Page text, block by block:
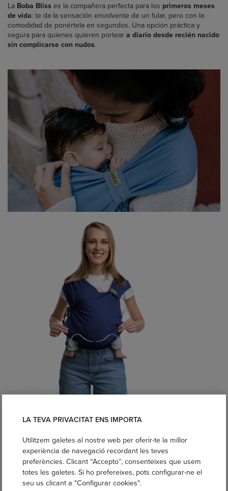
La Boba Bliss es la compañera perfecta para los primeros meses
de vida: te da la sensación envolvente de un fular, pero con la
comodidad de ponértela en segundos. Una opción práctica y
segura para quienes quieren portear a diario desde recién nacido
sin complicarse con nudos.
LA TEVA PRIVACITAT ENS IMPORTA
Utilitzem galetes al nostre web per oferir-te la millor
experiència de navegació recordant les teves
preferències. Clicant “Accepto”, consenteixes que usem
totes les galetes. Si ho prefereixes, pots configurar-ne el
seu us clicant a "Configurar cookies".